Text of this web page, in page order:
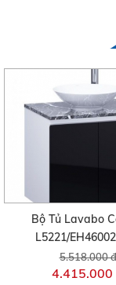
Bộ Tủ Lavabo
L5221/
5.518.000 đ
4.415.000